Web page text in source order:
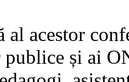
acestor
și ai